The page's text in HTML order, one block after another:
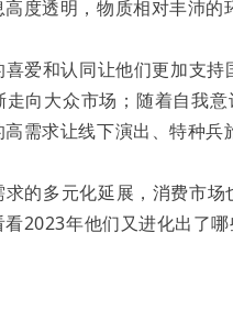
度透明，物质相对丰沛的
爱和认同让他们更加支
走向大众市场；随着自我
高需求让线下演出、特种
的多元化延展，消费市
2023年他们又进化出了哪